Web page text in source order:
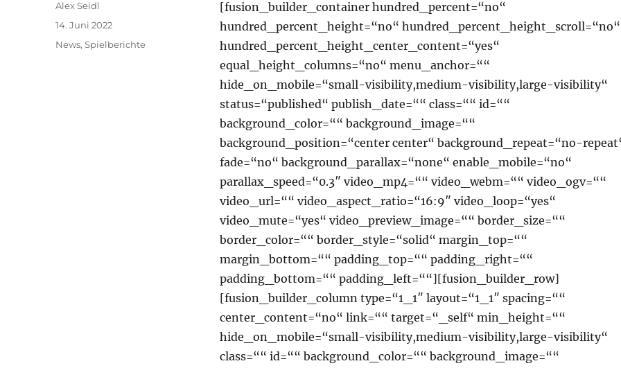
[fusion_builder_container hundred_percent=“no“
hundred_percent_height=“no“ hundred_percent_height_scroll=“no“
hundred_percent_height_center_content=“yes“
equal_height_columns=“no“ menu_anchor=““
hide_on_mobile=“small-visibility,medium-visibility,large-visibility“
status=“published“ publish_date=““ class=““ id=““
background_color=““ background_image=““
background_position=“center center“ background_repeat=“no-
fade=“no“ background_parallax=“none“ enable_mobile=“no“
parallax_speed=“0.3″ video_mp4=““ video_webm=““ video_ogv=““
video_url=““ video_aspect_ratio=“16:9″ video_loop=“yes“
video_mute=“yes“ video_preview_image=““ border_size=““
border_color=““ border_style=“solid“ margin_top=““
margin_bottom=““ padding_top=““ padding_right=““
padding_bottom=““ padding_left=““][fusion_builder_row]
[fusion_builder_column type=“1_1″ layout=“1_1″ spacing=““
center_content=“no“ link=““ target=“_self“ min_height=““
hide_on_mobile=“small-visibility,medium-visibility,large-visibility“
class=““ id=““ background_color=““ background_image=““
Autor
Alex Seidl
Veröffentlicht
am
14. Juni 2022
Kategorien
News,Spielberichte